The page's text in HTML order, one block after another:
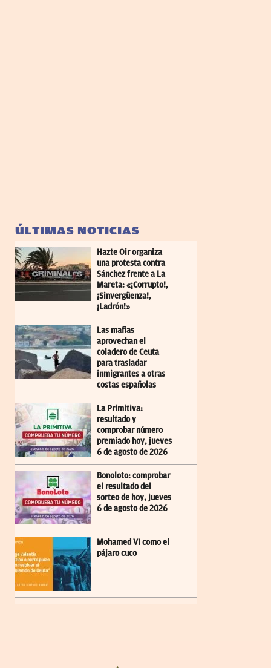
ÚLTIMAS NOTICIAS
Hazte Oir organiza
una protesta contra
Sánchez frente a La
Mareta: «¡Corrupto!,
¡Sinvergüenza!,
¡Ladrón!»
Las mafias
aprovechan el
coladero de Ceuta
para trasladar
inmigrantes a otras
costas españolas
La Primitiva:
resultado y
comprobar número
premiado hoy, jueves
6 de agosto de 2026
Bonoloto: comprobar
el resultado del
sorteo de hoy, jueves
6 de agosto de 2026
Mohamed VI como el
pájaro cuco